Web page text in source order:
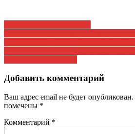
Навигация
по
записям
Добавить комментарий
Ваш адрес email не будет опубликован.
помечены *
Комментарий *